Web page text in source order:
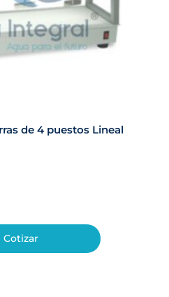
de 4 puestos Lineal
Cotizar